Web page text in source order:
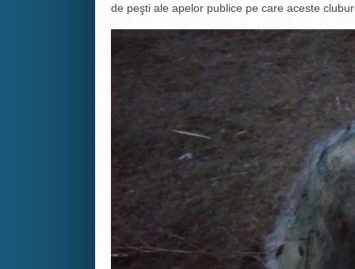
de peşti ale apelor publice pe care aceste